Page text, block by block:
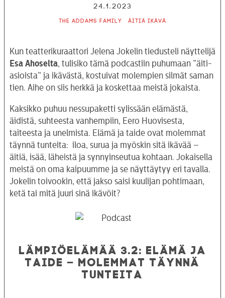
24.1.2023
The Addams Family Äitiä ikävä
Kun teatterikuraattori Jelena Jokelin tiedusteli näyttelijä
Esa Ahoselta, tulisiko tämä podcastiin puhumaan ”äiti-
asioista” ja ikävästä, kostuivat molempien silmät saman
tien. Aihe on siis herkkä ja koskettaa meistä jokaista.
Kaksikko puhuu nessupaketti sylissään elämästä,
äidistä, suhteesta vanhempiin, Eero Huovisesta,
taiteesta ja unelmista. Elämä ja taide ovat molemmat
täynnä tunteita: iloa, surua ja myöskin sitä ikävää –
äitiä, isää, läheistä ja synnyinseutua kohtaan. Jokaisella
meistä on oma kaipuumme ja se näyttäytyy eri tavalla.
Jokelin toivookin, että jakso saisi kuulijan pohtimaan,
ketä tai mitä juuri sinä ikävöit?
LÄMPIÖELÄMÄÄ 3.2: ELÄMÄ JA
TAIDE – MOLEMMAT TÄYNNÄ
TUNTEITA